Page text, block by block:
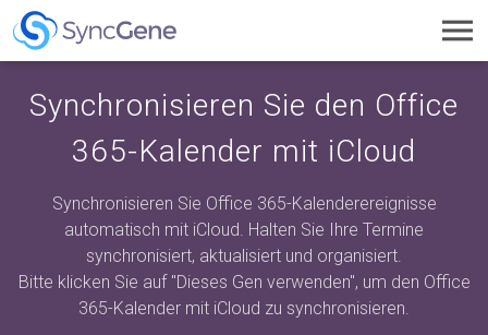
Synchronisieren Sie den Office
365-Kalender mit iCloud
Synchronisieren Sie Office 365-Kalenderereignisse
automatisch mit iCloud. Halten Sie Ihre Termine
synchronisiert, aktualisiert und organisiert.
Bitte klicken Sie auf "Dieses Gen verwenden", um den Office
365-Kalender mit iCloud zu synchronisieren.